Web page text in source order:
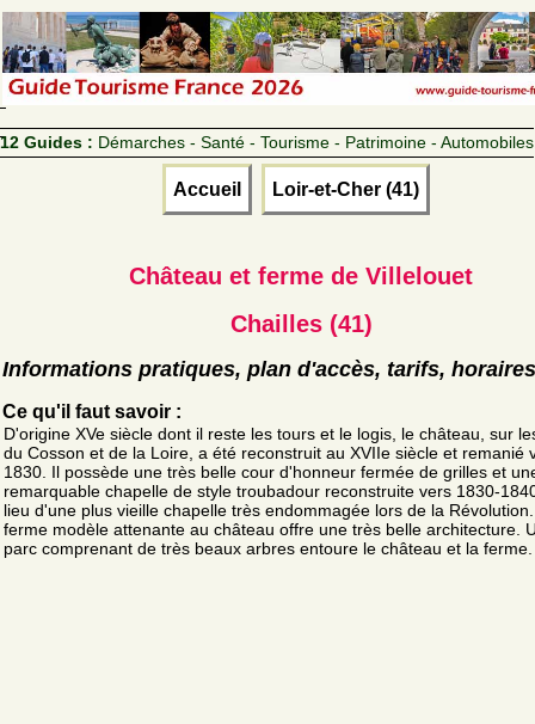
12 Guides : Démarches - Santé - Tourisme - Patrimoine - Automobiles
Accueil Loir-et-Cher (41)
Château et ferme de Villelouet
Chailles (41)
Informations pratiques, plan d'accès, tarifs, horaires
Ce qu'il faut savoir :
D'origine XVe siècle dont il reste les tours et le logis, le château, sur
du Cosson et de la Loire, a été reconstruit au XVIIe siècle et remanié
1830. Il possède une très belle cour d'honneur fermée de grilles et
remarquable chapelle de style troubadour reconstruite vers 1830-
lieu d'une plus vieille chapelle très endommagée lors de la
ferme modèle attenante au château offre une très belle architecture.
parc comprenant de très beaux arbres entoure le château et la ferme.